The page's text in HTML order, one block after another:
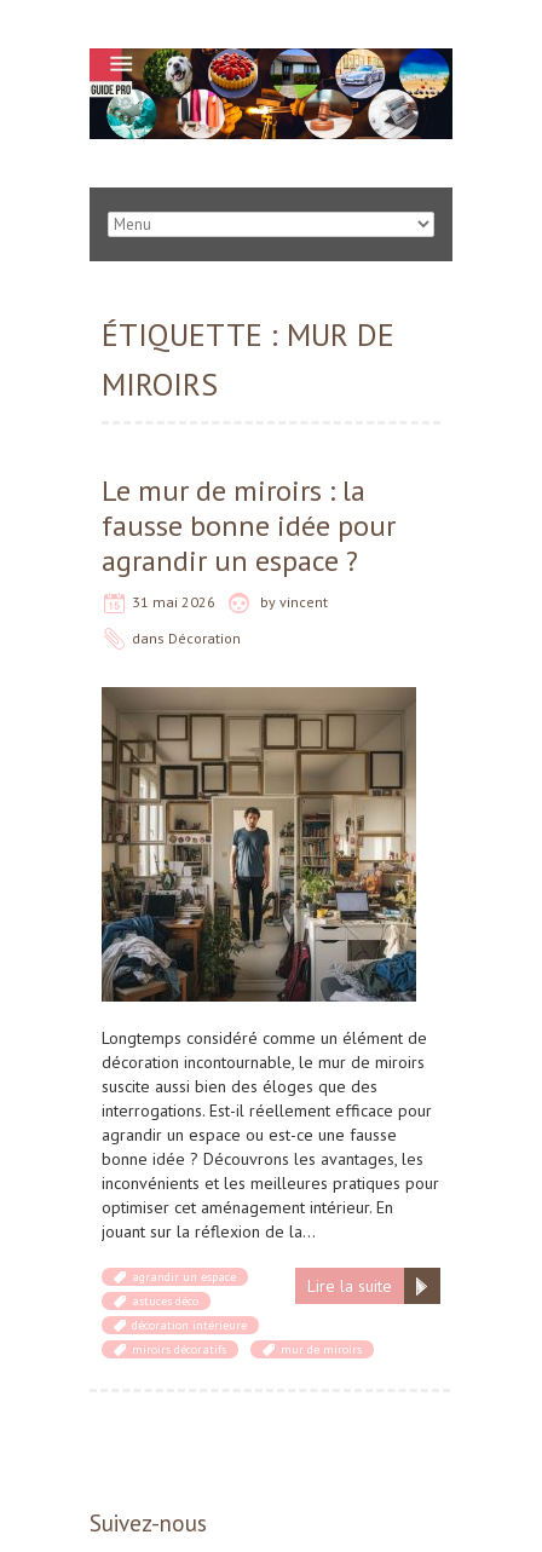
ÉTIQUETTE : MUR DE
MIROIRS
Le mur de miroirs : la
fausse bonne idée pour
agrandir un espace ?
31 mai 2026 by vincent
dans Décoration
Longtemps considéré comme un élément de
décoration incontournable, le mur de miroirs
suscite aussi bien des éloges que des
interrogations. Est-il réellement efficace pour
agrandir un espace ou est-ce une fausse
bonne idée ? Découvrons les avantages, les
inconvénients et les meilleures pratiques pour
optimiser cet aménagement intérieur. En
jouant sur la réflexion de la…
Lire la suite
agrandir un espace
astuces déco
décoration intérieure
miroirs décoratifs
mur de miroirs
Suivez-nous